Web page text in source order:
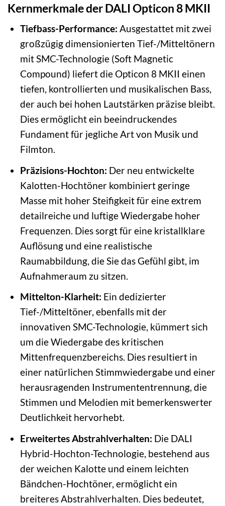
Kernmerkmale der DALI Opticon 8 MKII
Tiefbass-Performance: Ausgestattet mit zwei
großzügig dimensionierten Tief-/Mitteltönern
mit SMC-Technologie (Soft Magnetic
Compound) liefert die Opticon 8 MKII einen
tiefen, kontrollierten und musikalischen Bass,
der auch bei hohen Lautstärken präzise bleibt.
Dies ermöglicht ein beeindruckendes
Fundament für jegliche Art von Musik und
Filmton.
Präzisions-Hochton: Der neu entwickelte
Kalotten-Hochtöner kombiniert geringe
Masse mit hoher Steifigkeit für eine extrem
detailreiche und luftige Wiedergabe hoher
Frequenzen. Dies sorgt für eine kristallklare
Auflösung und eine realistische
Raumabbildung, die Sie das Gefühl gibt, im
Aufnahmeraum zu sitzen.
Mittelton-Klarheit: Ein dedizierter
Tief-/Mitteltöner, ebenfalls mit der
innovativen SMC-Technologie, kümmert sich
um die Wiedergabe des kritischen
Mittenfrequenzbereichs. Dies resultiert in
einer natürlichen Stimmwiedergabe und einer
herausragenden Instrumententrennung, die
Stimmen und Melodien mit bemerkenswerter
Deutlichkeit hervorhebt.
Erweitertes Abstrahlverhalten: Die DALI
Hybrid-Hochton-Technologie, bestehend aus
der weichen Kalotte und einem leichten
Bändchen-Hochtöner, ermöglicht ein
breiteres Abstrahlverhalten. Dies bedeutet,